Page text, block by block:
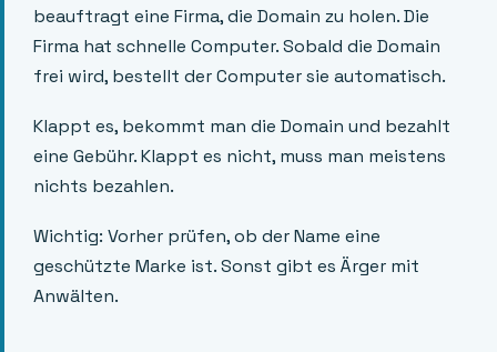
beauftragt eine Firma, die Domain zu holen. Die
Firma hat schnelle Computer. Sobald die Domain
frei wird, bestellt der Computer sie automatisch.
Klappt es, bekommt man die Domain und bezahlt
eine Gebühr. Klappt es nicht, muss man meistens
nichts bezahlen.
Wichtig: Vorher prüfen, ob der Name eine
geschützte Marke ist. Sonst gibt es Ärger mit
Anwälten.